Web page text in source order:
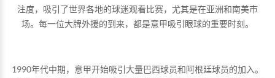
注度，吸引了世界各地的球迷观看比赛，尤其是在亚洲和南美市
场。每一位大牌外援的到来，都是意甲吸引眼球的重要时刻。
1990年代中期，意甲开始吸引大量巴西球员和阿根廷球员的加入。